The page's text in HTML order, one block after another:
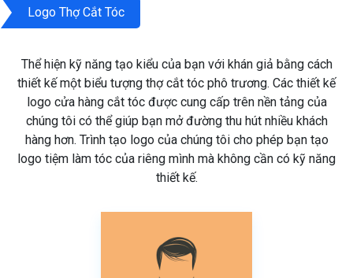
Logo Thợ Cắt Tóc
Thể hiện kỹ năng tạo kiểu của bạn với khán giả bằng cách
thiết kế một biểu tượng thợ cắt tóc phô trương. Các thiết kế
logo cửa hàng cắt tóc được cung cấp trên nền tảng của
chúng tôi có thể giúp bạn mở đường thu hút nhiều khách
hàng hơn. Trình tạo logo của chúng tôi cho phép bạn tạo
logo tiệm làm tóc của riêng mình mà không cần có kỹ năng
thiết kế.